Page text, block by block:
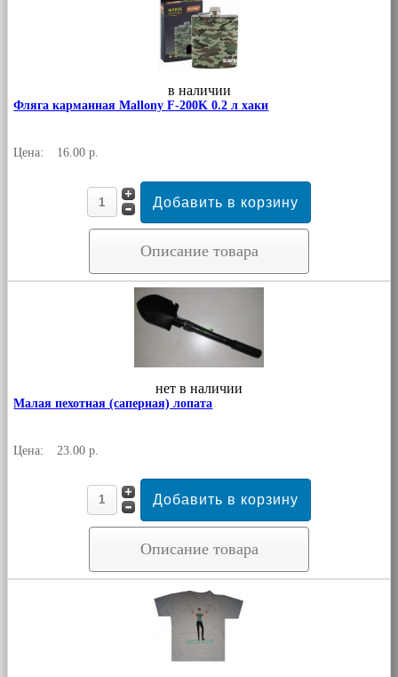
в наличии
Фляга карманная Mallony F-200K 0.2 л хаки
Цена: 16.00 р.
Описание товара
нет в наличии
Малая пехотная (саперная) лопата
Цена: 23.00 р.
Описание товара